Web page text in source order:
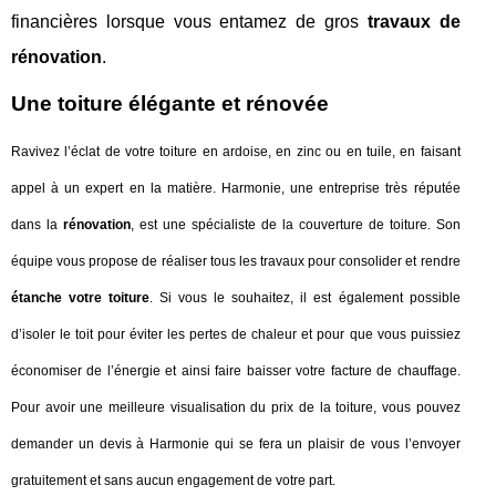
financières lorsque vous entamez de gros travaux de
rénovation.
Une toiture élégante et rénovée
Ravivez l’éclat de votre toiture en ardoise, en zinc ou en tuile, en faisant
appel à un expert en la matière. Harmonie, une entreprise très réputée
dans la rénovation, est une spécialiste de la couverture de toiture. Son
équipe vous propose de réaliser tous les travaux pour consolider et rendre
étanche votre toiture. Si vous le souhaitez, il est également possible
d’isoler le toit pour éviter les pertes de chaleur et pour que vous puissiez
économiser de l’énergie et ainsi faire baisser votre facture de chauffage.
Pour avoir une meilleure visualisation du prix de la toiture, vous pouvez
demander un devis à Harmonie qui se fera un plaisir de vous l’envoyer
gratuitement et sans aucun engagement de votre part.